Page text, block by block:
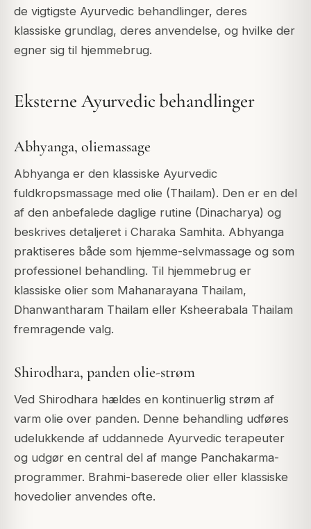
de vigtigste Ayurvedic behandlinger, deres
klassiske grundlag, deres anvendelse, og hvilke der
egner sig til hjemmebrug.
Eksterne Ayurvedic behandlinger
Abhyanga, oliemassage
Abhyanga er den klassiske Ayurvedic
fuldkropsmassage med olie (Thailam). Den er en del
af den anbefalede daglige rutine (Dinacharya) og
beskrives detaljeret i Charaka Samhita. Abhyanga
praktiseres både som hjemme-selvmassage og som
professionel behandling. Til hjemmebrug er
klassiske olier som Mahanarayana Thailam,
Dhanwantharam Thailam eller Ksheerabala Thailam
fremragende valg.
Shirodhara, panden olie-strøm
Ved Shirodhara hældes en kontinuerlig strøm af
varm olie over panden. Denne behandling udføres
udelukkende af uddannede Ayurvedic terapeuter
og udgør en central del af mange Panchakarma-
programmer. Brahmi-baserede olier eller klassiske
hovedolier anvendes ofte.